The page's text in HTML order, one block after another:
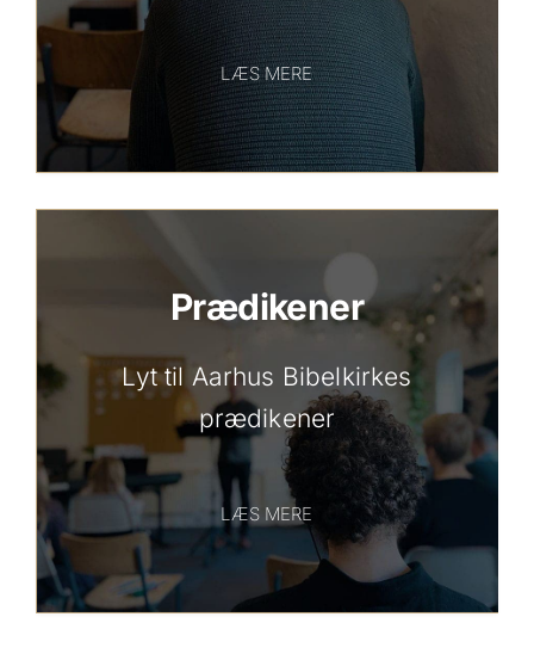
LÆS MERE
Prædikener
Lyt til Aarhus Bibelkirkes
prædikener
LÆS MERE